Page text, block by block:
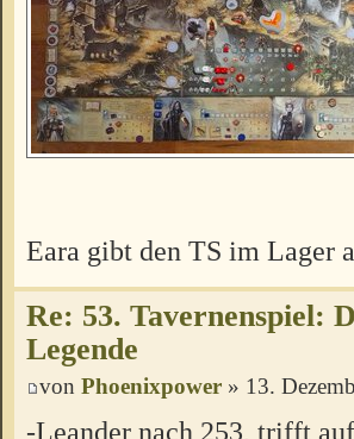
Eara gibt den TS im Lager
Re: 53. Tavernenspiel:
Legende
von Phoenixpower » 13.
-Leander nach 253, trifft